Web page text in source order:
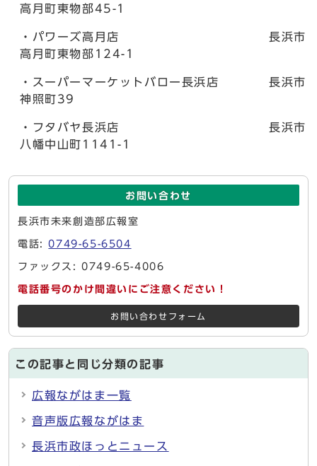
高月町東物部45-1
・パワーズ高月店 長浜市
高月町東物部124-1
・スーパーマーケットバロー長浜店 長浜市
神照町39
・フタバヤ長浜店 長浜市
八幡中山町1141-1
お問い合わせ
長浜市未来創造部広報室
電話:0749-65-6504
ファックス: 0749-65-4006
電話番号のかけ間違いにご注意ください！
お問い合わせフォーム
この記事と同じ分類の記事
広報ながはま一覧
音声版広報ながはま
長浜市政ほっとニュース